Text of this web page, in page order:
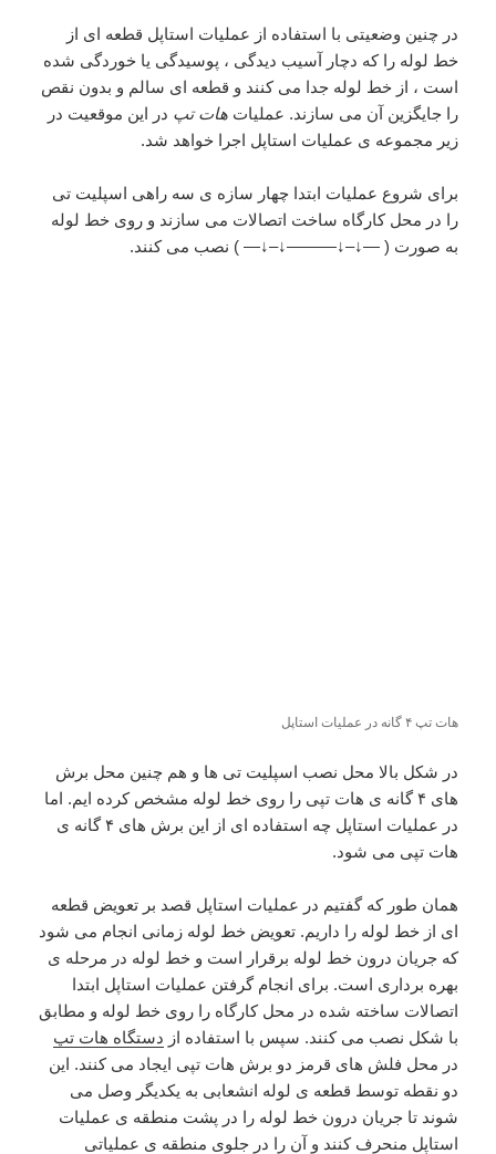
در چنین وضعیتی با استفاده از عملیات استاپل قطعه ای از
خط لوله را که دچار آسیب دیدگی ، پوسیدگی یا خوردگی شده
است ، از خط لوله جدا می کنند و قطعه ای سالم و بدون نقص
را جایگزین آن می سازند. عملیاتهات تپ در این موقعیت در
زیر مجموعه ی عملیات استاپل اجرا خواهد شد.
برای شروع عملیات ابتدا چهار سازه ی سه راهی اسپلیت تی
را در محل کارگاه ساخت اتصالات می سازند و روی خط لوله
به صورت ( —↓–↓———↓–↓— ) نصب می کنند.
هات تپ ۴ گانه در عملیات استاپل
در شکل بالا محل نصب اسپلیت تی ها و هم چنین محل برش
های ۴ گانه ی هات تپی را روی خط لوله مشخص کرده ایم. اما
در عملیات استاپل چه استفاده ای از این برش های ۴ گانه ی
هات تپی می شود.
همان طور که گفتیم در عملیات استاپل قصد بر تعویض قطعه
ای از خط لوله را داریم. تعویض خط لوله زمانی انجام می شود
که جریان درون خط لوله برقرار است و خط لوله در مرحله ی
بهره برداری است. برای انجام گرفتن عملیات استاپل ابتدا
اتصالات ساخته شده در محل کارگاه را روی خط لوله و مطابق
با شکل نصب می کنند. سپس با استفاده از دستگاه هات تپ
در محل فلش های قرمز دو برش هات تپی ایجاد می کنند. این
دو نقطه توسط قطعه ی لوله انشعابی به یکدیگر وصل می
شوند تا جریان درون خط لوله را در پشت منطقه ی عملیات
استاپل منحرف کنند و آن را در جلوی منطقه ی عملیاتی